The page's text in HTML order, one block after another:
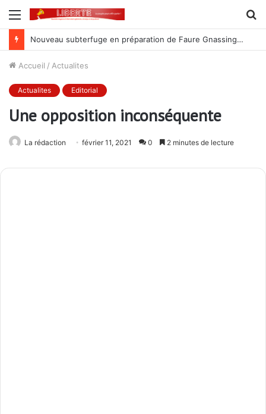
Menu
Nouveau subterfuge en préparation de Faure Gnassingbé pour ne jamais partir ; les Togolais disent non et sont vent debout
Accueil / Actualites
Actualites Editorial
Une opposition inconséquente
La rédaction février 11, 2021 0 2 minutes de lecture